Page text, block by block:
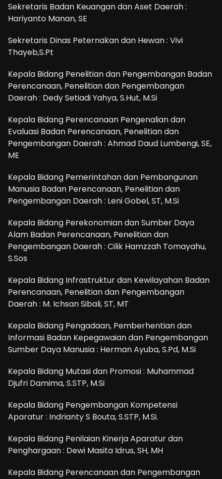
Sekretaris Badan Keuangan dan Aset Daerah :
Hariyanto Manan, SE
Sekretaris Dinas Peternakan dan Hewan : Vivi
Thayeb,S.Pt
Kepala Bidang Penelitian dan Pengembangan Badan
Perencanaan, Penelitian dan Pengembangan
Daerah : Dedy Setiadi Yahya, S.Hut, M.Si
Kepala Bidang Perencanaan Pengenalian dan
Evaluasi Badan Perencanaan, Penelitian dan
Pengembangan Daerah : Ahmad Daud Lumbengi, SE,
ME
Kepala Bidang Pemerintahan dan Pembangunan
Manusia Badan Perencanaan, Penelitian dan
Pengembangan Daerah : Leni Gobel, ST, M.Si
Kepala Bidang Perekonomian dan Sumber Daya
Alam Badan Perencanaan, Penelitian dan
Pengembangan Daerah : Cilik Hamzzah Tomayahu,
S.Sos
Kepala Bidang Infrastruktur dan Kewilayahan Badan
Perencanaan, Penelitian dan Pengembangan
Daerah : M. Ichsan Sibali, ST, MT
Kepala Bidang Pengadaan, Pemberhentian dan
Informasi Badan Kepegawaian dan Pengembangan
Sumber Daya Manusia : Herman Ayuba, S.Pd, M.Si
Kepala Bidang Mutasi dan Promosi : Muhammad
Djufri Damima, S.STP, M.Si
Kepala Bidang Pengembangan Kompetensi
Aparatur : Indrianty S Bouta, S.STP, M.Si.
Kepala Bidang Penilaian Kinerja Aparatur dan
Penghargaan : Dewi Masita Idrus, SH, MH
Kepala Bidang Perencanaan dan Pengembangan